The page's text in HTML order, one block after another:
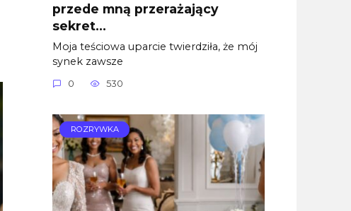
przede mną przerażający
sekret…
Moja teściowa uparcie twierdziła, że mój
synek zawsze
0 530
ROZRYWKA